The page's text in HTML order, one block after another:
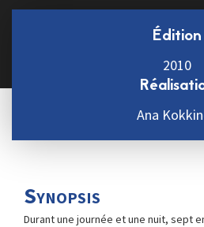
Édition
2010
Ana
Synopsis
Durant une journée et une nuit, sept